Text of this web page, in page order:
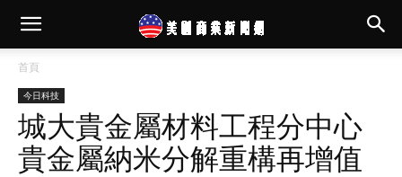
首頁
今日科技
城大貴金屬材料工程分中心
貴金屬納米分解重構再增值